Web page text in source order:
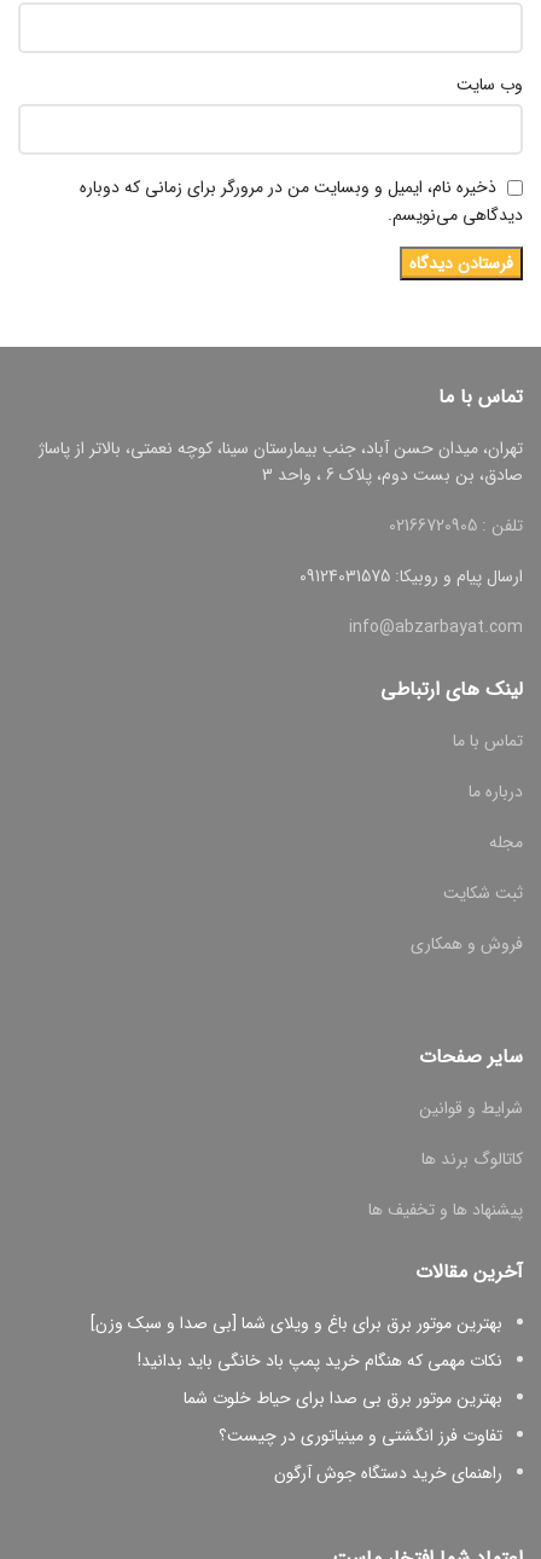
وب‌ سایت
ذخیره نام، ایمیل و وبسایت من در مرورگر برای زمانی که دوباره
دیدگاهی می‌نویسم.
تماس با ما
تهران، میدان حسن آباد، جنب بیمارستان سینا، کوچه نعمتی، بالاتر از پاساژ
صادق، بن بست دوم، پلاک 6 ، واحد 3
تلفن : 02166720905
ارسال پیام و روبیکا: 09124031575
info@abzarbayat.com
لینک های ارتباطی
تماس با ما
درباره ما
مجله
ثبت شکایت
فروش و همکاری
سایر صفحات
شرایط و قوانین
کاتالوگ برند ها
پیشنهاد ها و تخفیف ها
آخرین مقالات
بهترین موتور برق برای باغ و ویلای شما [بی صدا و سبک وزن]
نکات مهمی که هنگام خرید پمپ باد خانگی باید بدانید!
بهترین موتور برق بی صدا برای حیاط خلوت شما
تفاوت فرز انگشتی و مینیاتوری در چیست؟
راهنمای خرید دستگاه جوش آرگون